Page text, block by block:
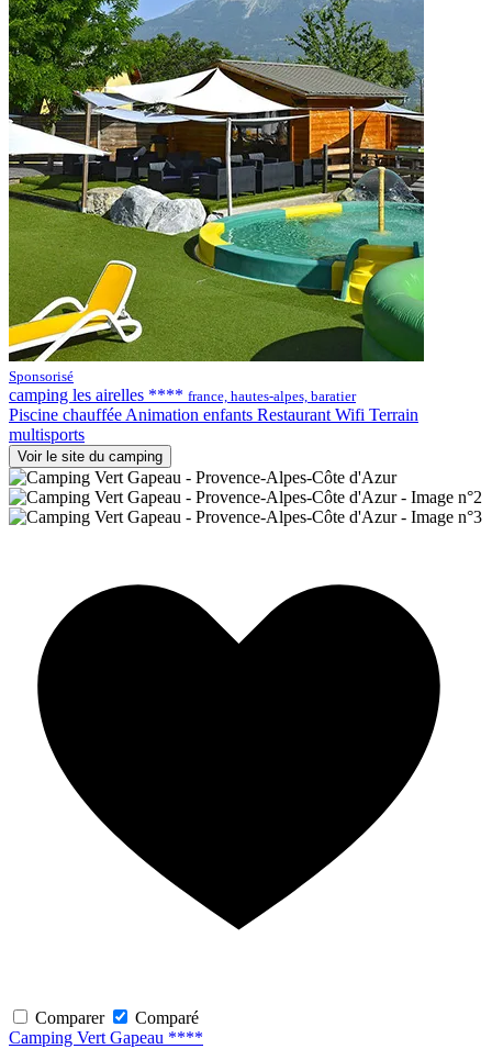
Sponsorisé
camping les airelles **** france, hautes-alpes, baratier
Piscine chaufféeAnimation enfants RestaurantWifi Terrain
multisports
Voir le site du camping
Comparer
Comparé
Camping Vert Gapeau ****